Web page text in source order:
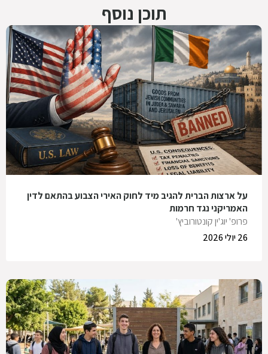
תוכן נוסף
על ארצות הברית להגיב מיד לחוק האירי הצבוע בהתאם לדין
האמריקני נגד חרמות
פרופ' יוג'ין קונטורוביץ'
26 יולי 2026